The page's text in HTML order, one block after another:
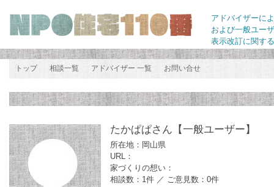
アドバイザーに
および一般ユー
表示改訂に関す
トップ 相談一覧 アドバイザー 一覧 お問い合せ
たかぱぱさん 【一般ユーザー】
所在地：岡山県
URL：
家づくりの想い：
相談数：1件 ／ ご意見数：0件